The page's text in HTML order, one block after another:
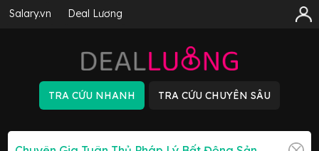
Salary.vn Deal Lương